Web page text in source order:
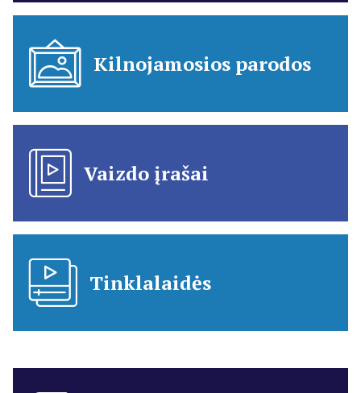
Kilnojamosios parodos
Vaizdo įrašai
Tinklalaidės